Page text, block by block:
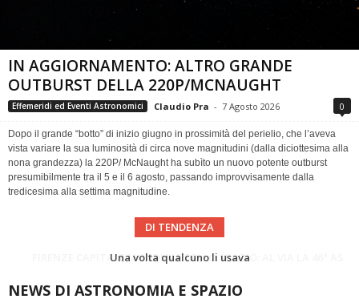
IN AGGIORNAMENTO: ALTRO GRANDE
OUTBURST DELLA 220P/MCNAUGHT
Effemeridi ed Eventi Astronomici Claudio Pra - 7 Agosto 2026 0
Dopo il grande “botto” di inizio giugno in prossimità del perielio, che l’aveva
vista variare la sua luminosità di circa nove magnitudini (dalla diciottesima alla
nona grandezza) la 220P/ McNaught ha subìto un nuovo potente outburst
presumibilmente tra il 5 e il 6 agosto, passando improvvisamente dalla
tredicesima alla settima magnitudine.
DI TENDENZA
Cielo del Mese di Agosto 2026
NEWS DI ASTRONOMIA E SPAZIO